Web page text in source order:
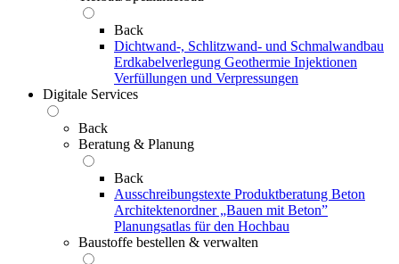
Back
Dichtwand-, Schlitzwand- und Schmalwandbau
Erdkabelverlegung Geothermie Injektionen
Verfüllungen und Verpressungen
Digitale Services
Back
Beratung & Planung
Back
Ausschreibungstexte Produktberatung Beton
Architektenordner „Bauen mit Beton”
Planungsatlas für den Hochbau
Baustoffe bestellen & verwalten